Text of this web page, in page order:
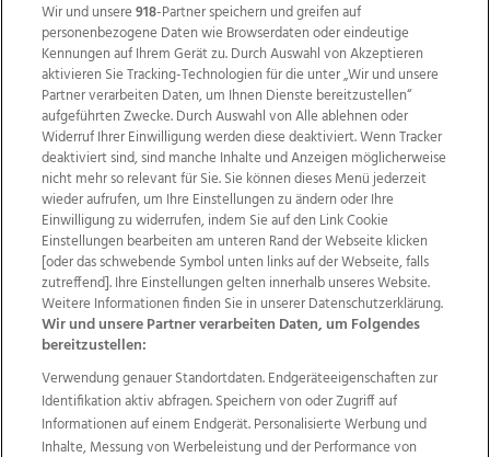
Wir über uns Mediadaten Kontakt
Jobs
Datenschutz
Impressum
AGB Anzeigekunden
AGB Website
Ehrenkodex Politische Werbung
Weitere Angebote des Medienhauses Wimmer
TV1 di-mog-i.at OÖNow
Ischler Woche
Life Radio
OÖNachrichten
OÖN Immobilien
Wir und unsere918-Partner speichern und greifen auf
personenbezogene Daten wie Browserdaten oder eindeutige
Kennungen auf Ihrem Gerät zu. Durch Auswahl von Akzeptieren
aktivieren Sie Tracking-Technologien für die unter „Wir und unsere
Partner verarbeiten Daten, um Ihnen Dienste bereitzustellen“
aufgeführten Zwecke. Durch Auswahl von Alle ablehnen oder
Widerruf Ihrer Einwilligung werden diese deaktiviert. Wenn Tracker
deaktiviert sind, sind manche Inhalte und Anzeigen möglicherweise
nicht mehr so relevant für Sie. Sie können dieses Menü jederzeit
wieder aufrufen, um Ihre Einstellungen zu ändern oder Ihre
Einwilligung zu widerrufen, indem Sie auf den Link Cookie
Einstellungen bearbeiten am unteren Rand der Webseite klicken
[oder das schwebende Symbol unten links auf der Webseite, falls
zutreffend]. Ihre Einstellungen gelten innerhalb unseres Website.
Weitere Informationen finden Sie in unserer Datenschutzerklärung.
Wir und unsere Partner verarbeiten Daten, um Folgendes
bereitzustellen:
Verwendung genauer Standortdaten. Endgeräteeigenschaften zur
Identifikation aktiv abfragen. Speichern von oder Zugriff auf
Informationen auf einem Endgerät. Personalisierte Werbung und
Inhalte, Messung von Werbeleistung und der Performance von